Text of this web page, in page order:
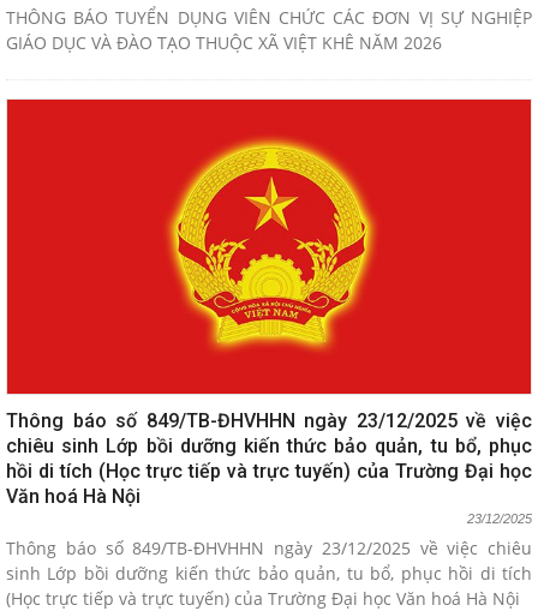
THÔNG BÁO TUYỂN DỤNG VIÊN CHỨC CÁC ĐƠN VỊ SỰ NGHIỆP
GIÁO DỤC VÀ ĐÀO TẠO THUỘC XÃ VIỆT KHÊ NĂM 2026
Thông báo số 849/TB-ĐHVHHN ngày 23/12/2025 về việc
chiêu sinh Lớp bồi dưỡng kiến thức bảo quản, tu bổ, phục
hồi di tích (Học trực tiếp và trực tuyến) của Trường Đại học
Văn hoá Hà Nội
23/12/2025
Thông báo số 849/TB-ĐHVHHN ngày 23/12/2025 về việc chiêu
sinh Lớp bồi dưỡng kiến thức bảo quản, tu bổ, phục hồi di tích
(Học trực tiếp và trực tuyến) của Trường Đại học Văn hoá Hà Nội